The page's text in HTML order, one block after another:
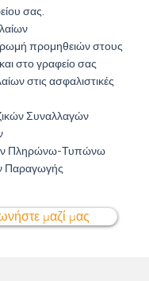
σας.
προμηθειών στους
στο γραφείο σας
στις ασφαλιστικές
Συναλλαγών
Πληρώνω-Τυπώνω
Παραγωγής
μαζί μας